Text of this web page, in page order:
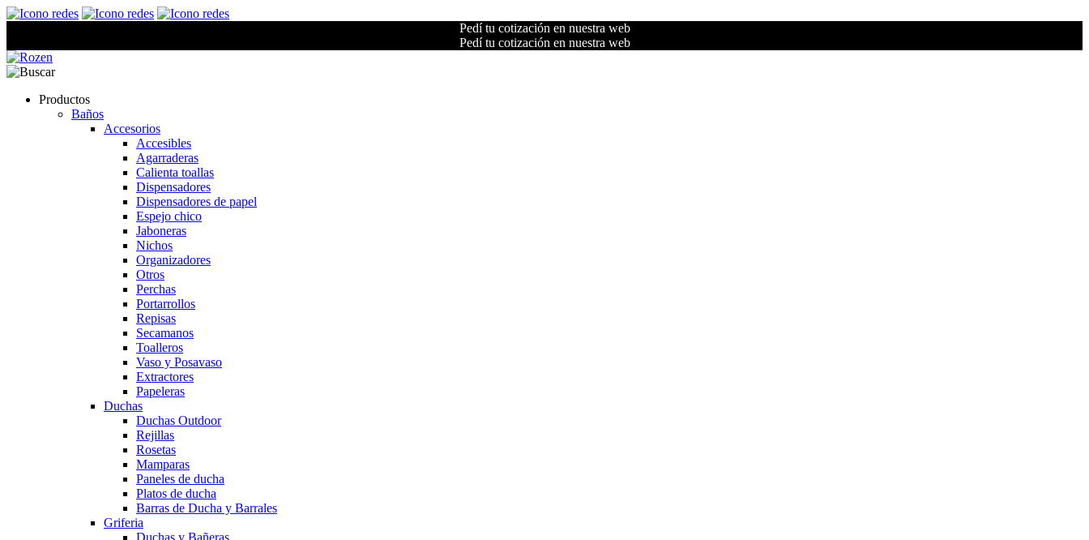
Pedí tu cotización en nuestra web
Pedí tu cotización en nuestra web
Productos
Baños
Accesorios
Accesibles
Agarraderas
Calienta toallas
Dispensadores
Dispensadores de papel
Espejo chico
Jaboneras
Nichos
Organizadores
Otros
Perchas
Portarrollos
Repisas
Secamanos
Toalleros
Vaso y Posavaso
Extractores
Papeleras
Duchas
Duchas Outdoor
Rejillas
Rosetas
Mamparas
Paneles de ducha
Platos de ducha
Barras de Ducha y Barrales
Griferia
Duchas y Bañeras